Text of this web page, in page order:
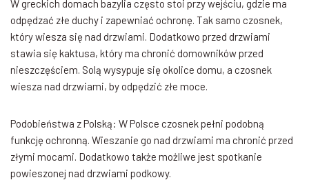
W greckich domach bazylia często stoi przy wejściu, gdzie ma
odpędzać złe duchy i zapewniać ochronę. Tak samo czosnek,
który wiesza się nad drzwiami. Dodatkowo przed drzwiami
stawia się kaktusa, który ma chronić domowników przed
nieszczęściem. Solą wysypuje się okolice domu, a czosnek
wiesza nad drzwiami, by odpędzić złe moce.
Podobieństwa z Polską: W Polsce czosnek pełni podobną
funkcję ochronną. Wieszanie go nad drzwiami ma chronić przed
złymi mocami. Dodatkowo także możliwe jest spotkanie
powieszonej nad drzwiami podkowy.